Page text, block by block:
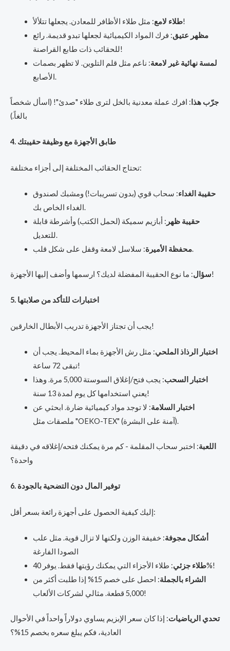
طلاء لامع: مثل طلاء الأظافر للمعادن. يجعلها تتلألأ!
مظهر عتيق: فرك المواد الكيميائية لجعلها تبدو قديمة. رائع
للحقائب ذات طابع القراصنة!
لمسة نهائية غير لامعة: ناعم مثل قلم التلوين. لا تظهر بصمات
الأصابع.
جرّب هذا : افرك عملة معدنية بالخل لترى طلاء "صدئ"! (اسأل شخصاً
بالغاً.)
4. طابق الأجهزة مع وظيفة حقيبتك
تحتاج الحقائب المختلفة إلى أجزاء مختلفة:
حقيبة الغداء: سحاب قوي (بدون تسريبات!) ومشبك لصندوق
الغداء الخاص بك.
حقيبة ظهر : أبازيم سميكة (لحمل الكتب) وأشرطة قابلة
للتعديل.
محفظة الأميرة: سلاسل لامعة وقفل على شكل قلب.
سؤال: ما نوع الحقيبة المفضلة لديك؟ ارسمها وأضف إليها الأجهزة!
5. اختبارات للتأكد من صلابتها
يجب أن تجتاز الأجهزة تدريب الأبطال الخارقين!
اختبار الرذاذ الملحي: مثل رش الأجهزة بماء المحيط. يجب أن
تبقى 72 ساعة!
اختبار السحب
: يجب فتح/إغلاق السوستة 5,000 مرة. وهذا
يعني استخدامها كل يوم لمدة 13 سنة!
اختبار السلامة: لا توجد مواد كيميائية ضارة. ابحثي عن
ملصقات مثل "OEKO-TEX" (آمنة على البشرة).
اللعبة: اختبر سحاب المقلمة - كم مرة يمكنك فتحه/إغلاقه في دقيقة
واحدة؟
6. توفير المال دون التضحية بالجودة
إليك كيفية الحصول على أجهزة رائعة بسعر أقل:
أشكال مجوفة: خفيفة الوزن ولكنها لا تزال قوية. مثل علب
الصودا الفارغة
طلاء جزئي: طلاء الأجزاء التي يمكنك رؤيتها فقط. يوفر 40%!
الشراء بالجملة
: احصل على خصم 15% إذا طلبت أكثر من
5,000 قطعة. مثالي لشركات الألعاب!
تحدي الرياضيات: إذا كان سعر الإبزيم يساوي دولاراً واحداً في الأحوال
العادية، فكم يبلغ سعره بخصم 15%؟